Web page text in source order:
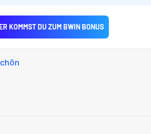
KOMMST DU ZUM BWIN BONUS